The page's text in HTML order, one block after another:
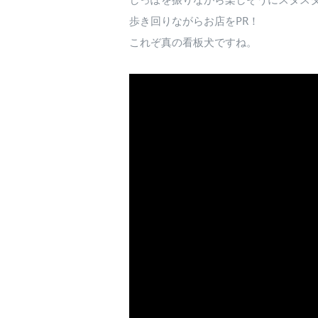
歩き回りながらお店をPR！
これぞ真の看板犬ですね。